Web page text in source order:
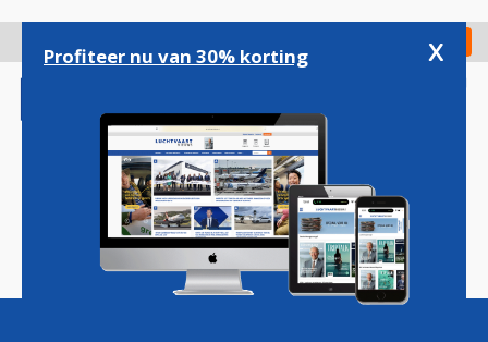
gaan
Check in
Magazine Podcasts Vacatures
Profiteer nu van 30% korting x